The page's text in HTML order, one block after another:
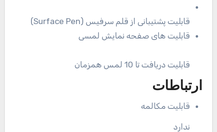
قابلیت پشتیبانی از قلم سرفیس (Surface Pen)
قابلیت های صفحه نمایش لمسی
قابلیت دریافت تا 10 لمس همزمان
ارتباطات
قابلیت مکالمه
ندارد